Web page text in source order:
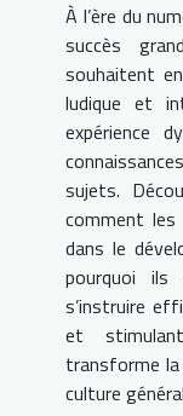
À l’ère du
succès
souhaitent
ludique et
expérience
sujets.
comment
dans le
pourquoi ils
s’instruire
et
transforme la
culture